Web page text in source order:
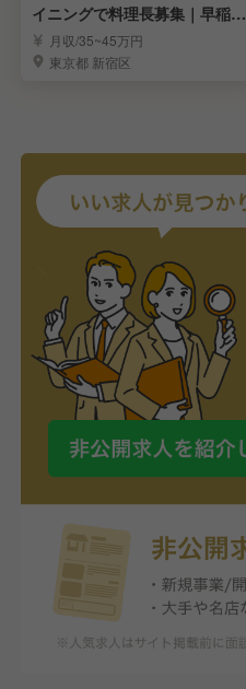
イニングで料理長募集｜早稲田
の人気ホテル
月収/35~45万円
東京都 新宿区